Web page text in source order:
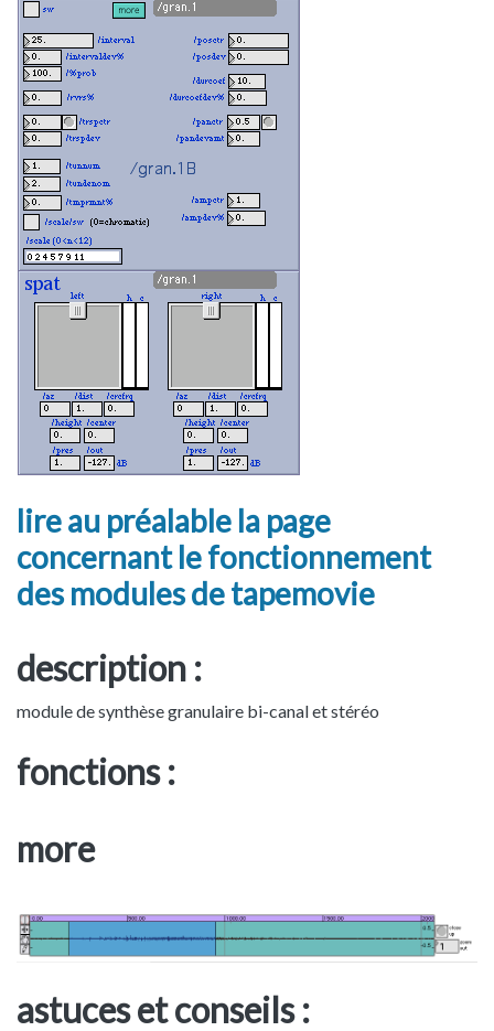
lire au préalable la page
concernant le fonctionnement
des modules de tapemovie
description :
module de synthèse granulaire bi-canal et stéréo
fonctions :
more
astuces et conseils :